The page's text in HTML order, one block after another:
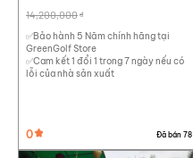
14,200,000 đ
✅Bảo hành 5 Năm chính hãng tại
GreenGolf Store
✅Cam kết 1 đổi 1 trong 7 ngày nếu có
lỗi của nhà sản xuất
0 Đã bán 78